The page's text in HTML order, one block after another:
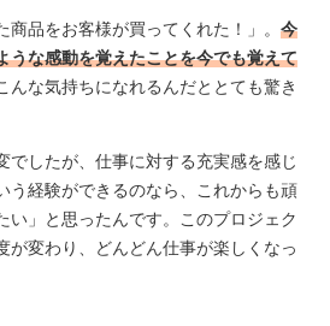
商品をお客様が買ってくれた！」。 今
うな感動を覚えたことを今でも覚えて
んな気持ちになれるんだととても驚き
でしたが、仕事に対する充実感を感じ
う経験ができるのなら、これからも頑
い」と思ったんです。このプロジェク
が変わり、どんどん仕事が楽しくなっ